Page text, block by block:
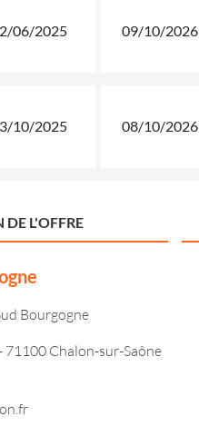
06/2025 09/10/2026
10/2025 08/10/2026
DE L'OFFRE
Bourgogne
71100 Chalon-sur-Saône